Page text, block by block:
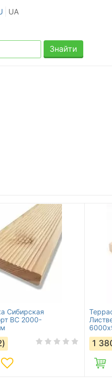
UA
Знайти
Сибирская
BC 2000-
1